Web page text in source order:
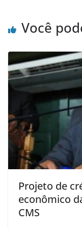
Você
Projeto de
econômico
CMS